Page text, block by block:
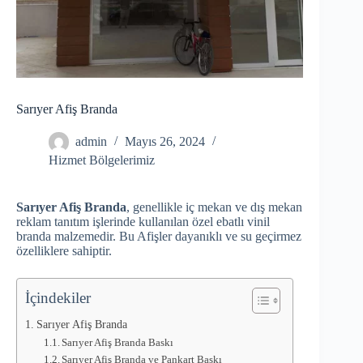
Sarıyer Afiş Branda
admin
Mayıs 26, 2024
Hizmet Bölgelerimiz
Sarıyer Afiş Branda, genellikle iç mekan ve dış mekan
reklam tanıtım işlerinde kullanılan özel ebatlı vinil
branda malzemedir. Bu Afişler dayanıklı ve su geçirmez
özelliklere sahiptir.
İçindekiler
Sarıyer Afiş Branda
Sarıyer Afiş Branda Baskı
Sarıyer Afiş Branda ve Pankart Baskı